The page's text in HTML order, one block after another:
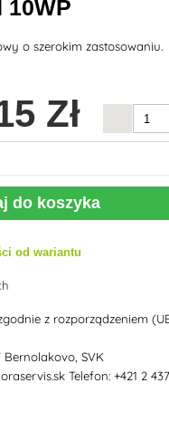
10WP
o szerokim zastosowaniu.
Zł
do koszyka
od wariantu
z rozporządzeniem
SVK
Telefon: +421 2